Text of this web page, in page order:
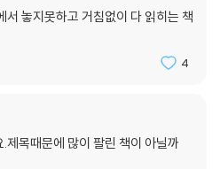
를 보낸다. 마지막으로, 고아인 자신을
룰 수 있는지를 묻는다.
가, 불안하지만 좋아하는 일을 계속할
하는 메시지는 결코 가볍지 않다. 무엇
놓지못하고 거침없이 다 읽히는 책
4
제목때문에 많이 팔린 책이 아닐까